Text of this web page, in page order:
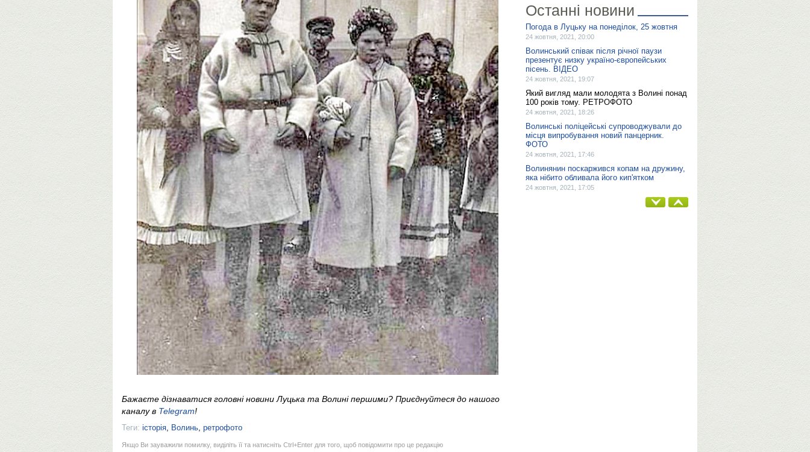
Бажаєте дізнаватися головні новини Луцька та Волині першими? Приєднуйтеся до нашого
каналу в Telegram!
Теги: історія, Волинь, ретрофото
Якщо Ви зауважили помилку, виділіть її та натисніть Ctrl+Enter для того, щоб повідомити про це редакцію
Останні новини
Погода в Луцьку на понеділок, 25 жовтня
24 жовтня, 2021, 20:00
Волинський співак після річної паузи
презентує низку україно-європейських
пісень. ВІДЕО
24 жовтня, 2021, 19:07
Який вигляд мали молодята з Волині понад
100 років тому. РЕТРОФОТО
24 жовтня, 2021, 18:26
Волинські поліцейські супроводжували до
місця випробування новий панцерник.
ФОТО
24 жовтня, 2021, 17:46
Волинянин поскаржився копам на дружину,
яка нібито обливала його кип'ятком
24 жовтня, 2021, 17:05